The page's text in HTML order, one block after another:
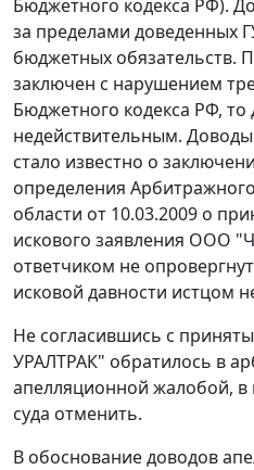
Бюджетного кодекса РФ).
за пределами доведенных
бюджетных обязательств.
заключен с нарушением
Бюджетного кодекса РФ, то
недействительным.
стало известно о
определения
области от 10.03.2009 о
искового заявления ООО
ответчиком не
исковой давности истцом
Не согласившись с
УРАЛТРАК" обратилось в
апелляционной жалобой,
суда отменить.
В обоснование доводов